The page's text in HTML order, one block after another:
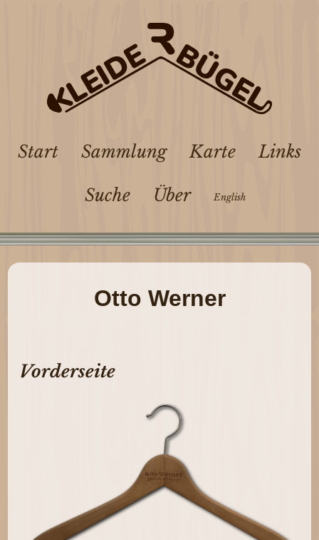
Start Sammlung Karte Links
Suche Über English
Otto Werner
Vorderseite